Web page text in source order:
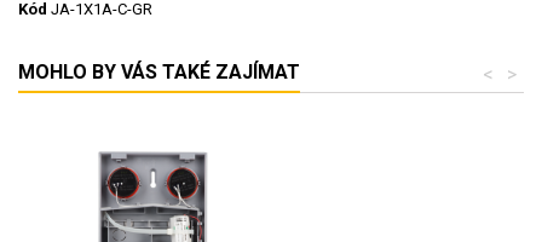
Kód JA-1X1A-C-GR
MOHLO BY VÁS TAKÉ ZAJÍMAT >
<